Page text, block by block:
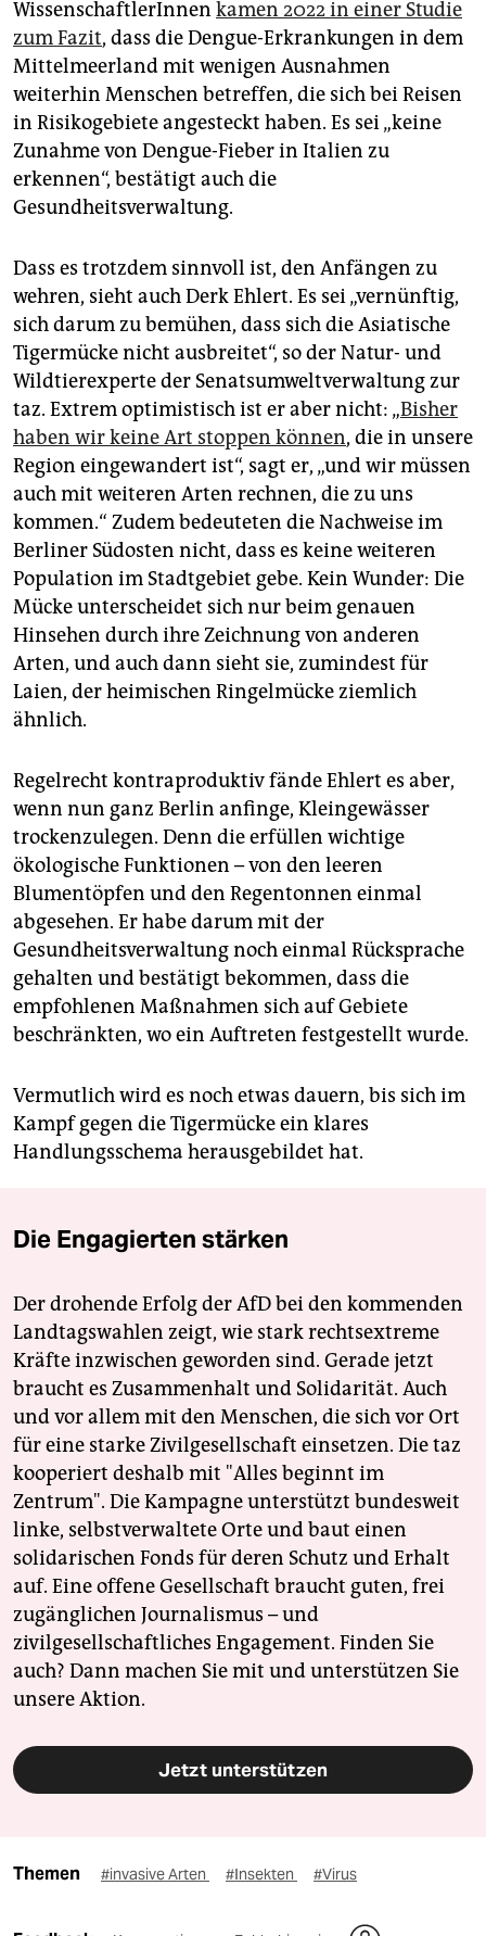
WissenschaftlerInnen kamen 2022 in einer Studie
zum Fazit, dass die Dengue-Erkrankungen in dem
Mittelmeerland mit wenigen Ausnahmen
weiterhin Menschen betreffen, die sich bei Reisen
in Risikogebiete angesteckt haben. Es sei „keine
Zunahme von Dengue-Fieber in Italien zu
erkennen“, bestätigt auch die
Gesundheitsverwaltung.
Dass es trotzdem sinnvoll ist, den Anfängen zu
wehren, sieht auch Derk Ehlert. Es sei „vernünftig,
sich darum zu bemühen, dass sich die Asiatische
Tigermücke nicht ausbreitet“, so der Natur- und
Wildtierexperte der Senatsumweltverwaltung zur
taz. Extrem optimistisch ist er aber nicht: „Bisher
haben wir keine Art stoppen können, die in unsere
Region eingewandert ist“, sagt er, „und wir müssen
auch mit weiteren Arten rechnen, die zu uns
kommen.“ Zudem bedeuteten die Nachweise im
Berliner Südosten nicht, dass es keine weiteren
Population im Stadtgebiet gebe. Kein Wunder: Die
Mücke unterscheidet sich nur beim genauen
Hinsehen durch ihre Zeichnung von anderen
Arten, und auch dann sieht sie, zumindest für
Laien, der heimischen Ringelmücke ziemlich
ähnlich.
Regelrecht kontraproduktiv fände Ehlert es aber,
wenn nun ganz Berlin anfinge, Kleingewässer
trockenzulegen. Denn die erfüllen wichtige
ökologische Funktionen – von den leeren
Blumentöpfen und den Regentonnen einmal
abgesehen. Er habe darum mit der
Gesundheitsverwaltung noch einmal Rücksprache
gehalten und bestätigt bekommen, dass die
empfohlenen Maßnahmen sich auf Gebiete
beschränkten, wo ein Auftreten festgestellt wurde.
Vermutlich wird es noch etwas dauern, bis sich im
Kampf gegen die Tigermücke ein klares
Handlungsschema herausgebildet hat.
Die Engagierten stärken
Der drohende Erfolg der AfD bei den kommenden
Landtagswahlen zeigt, wie stark rechtsextreme
Kräfte inzwischen geworden sind. Gerade jetzt
braucht es Zusammenhalt und Solidarität. Auch
und vor allem mit den Menschen, die sich vor Ort
für eine starke Zivilgesellschaft einsetzen. Die taz
kooperiert deshalb mit "Alles beginnt im
Zentrum". Die Kampagne unterstützt bundesweit
linke, selbstverwaltete Orte und baut einen
solidarischen Fonds für deren Schutz und Erhalt
auf. Eine offene Gesellschaft braucht guten, frei
zugänglichen Journalismus – und
zivilgesellschaftliches Engagement. Finden Sie
auch? Dann machen Sie mit und unterstützen Sie
unsere Aktion.
Jetzt unterstützen
Themen #invasive Arten #Insekten #Virus